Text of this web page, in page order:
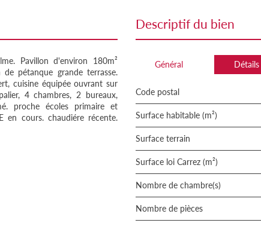
Pavillon d'environ 180m²
pétanque grande terrasse.
cuisine équipée ouvrant sur
4 chambres, 2 bureaux,
proche écoles primaire et
en cours. chaudiére récente.
descriptif du bien
Général
Code postal
Surface habitable (m²)
surface terrain
Surface loi Carrez (m²)
Nombre de chambre(s)
Nombre de pièces